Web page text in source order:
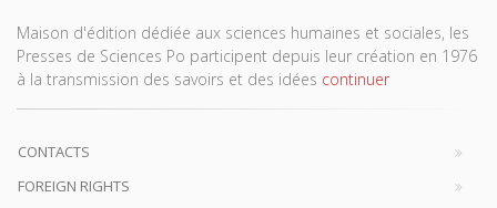
Maison d'édition dédiée aux sciences humaines et sociales, les
Presses de Sciences Po participent depuis leur création en 1976
à la transmission des savoirs et des idées continuer
CONTACTS
FOREIGN RIGHTS